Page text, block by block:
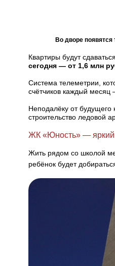
Во дворе
Квартиры будут
сегодня — от 1,6 млн
Система телеметрии,
счётчиков каждый месяц
Неподалёку от будущего
строительство ледовой
ЖК «Юность» — яркий
Жить рядом со школой
ребёнок будет